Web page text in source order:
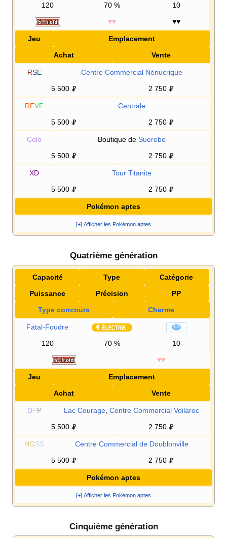
120
70 %
10
♥♥
♥♥
Jeu
Emplacement
Achat
Vente
RSE
Centre Commercial Nénucrique
5 500
2 750
RFVF
Centrale
5 500
2 750
Colo Boutique de Suerebe
5 500
2 750
XD
Tour Titanite
5 500
2 750
Pokémon aptes
[+] Afficher les Pokémon aptes
Quatrième génération
Capacité Type
Catégorie
Puissance
Précision
PP
Type concours
Charme
Fatal-Foudre
120
70 %
10
♥♥
Jeu
Emplacement
Achat
Vente
DPP Lac Courage ,Centre Commercial Voilaroc
5 500
2 750
HGSS
Centre Commercial de Doublonville
5 500
2 750
Pokémon aptes
[+] Afficher les Pokémon aptes
Cinquième génération